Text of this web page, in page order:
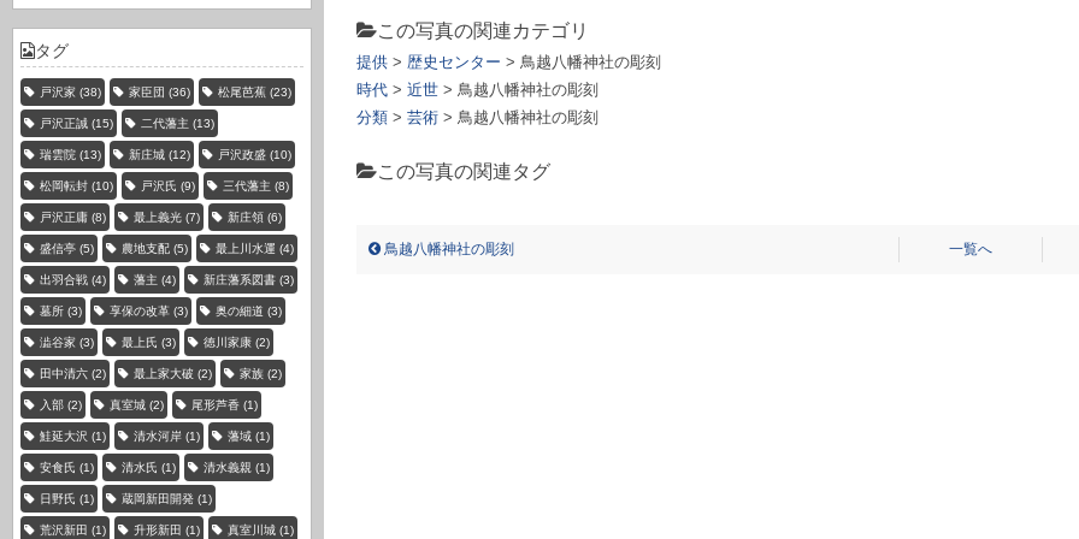
タグ
戸沢家 (38) 家臣団 (36) 松尾芭蕉 (23)
戸沢正誠 (15) 二代藩主 (13)
瑞雲院 (13) 新庄城 (12) 戸沢政盛 (10)
松岡転封 (10) 戸沢氏 (9) 三代藩主 (8)
戸沢正庸 (8) 最上義光 (7) 新庄領 (6)
盛信亭 (5) 農地支配 (5) 最上川水運 (4)
出羽合戦 (4) 藩主 (4) 新庄藩系図書 (3)
墓所 (3) 享保の改革 (3) 奥の細道 (3)
澁谷家 (3) 最上氏 (3) 徳川家康 (2)
田中清六 (2) 最上家大破 (2) 家族 (2)
入部 (2) 真室城 (2) 尾形芦香 (1)
鮭延大沢 (1) 清水河岸 (1) 藩域 (1)
安食氏 (1) 清水氏 (1) 清水義親 (1)
日野氏 (1) 蔵岡新田開発 (1)
荒沢新田 (1) 升形新田 (1) 真室川城 (1)
この写真の関連カテゴリ
提供> 歴史センター > 鳥越八幡神社の彫刻
時代> 近世> 鳥越八幡神社の彫刻
分類> 芸術> 鳥越八幡神社の彫刻
この写真の関連タグ
鳥越八幡神社の彫刻 一覧へ